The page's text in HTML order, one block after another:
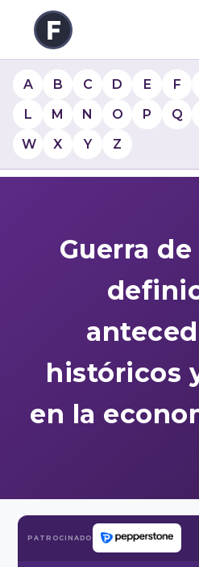
A B C D E F
L
M N O P Q
W
X Y Z
Guerra
históricos
en la
PATROCINADO